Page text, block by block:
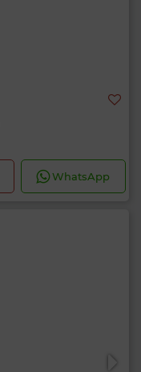
WhatsApp